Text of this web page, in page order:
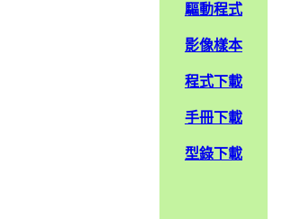
驅動程式
影像樣本
程式下載
手冊下載
型錄下載